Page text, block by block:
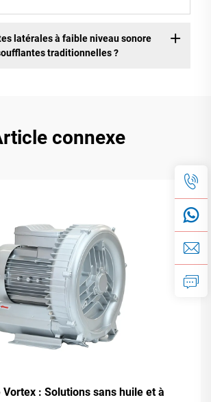
latérales à faible niveau sonore
traditionnelles ?
connexe
Vortex : Solutions sans huile et à